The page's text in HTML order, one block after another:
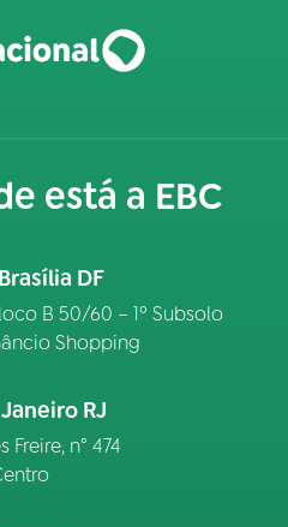
está a EBC
DF
B 50/60 – 1º Subsolo
Shopping
RJ
Freire, n° 474